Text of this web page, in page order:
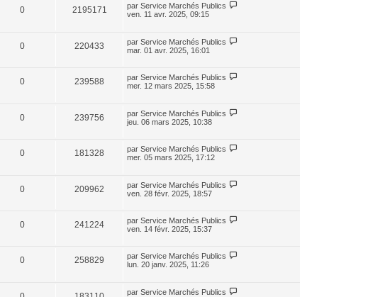
0 2195171 par Service Marchés Publics
ven. 11 avr. 2025, 09:15
0 220433 par Service Marchés Publics
mar. 01 avr. 2025, 16:01
0 239588 par Service Marchés Publics
mer. 12 mars 2025, 15:58
0 239756 par Service Marchés Publics
jeu. 06 mars 2025, 10:38
0 181328 par Service Marchés Publics
mer. 05 mars 2025, 17:12
0 209962 par Service Marchés Publics
ven. 28 févr. 2025, 18:57
0 241224 par Service Marchés Publics
ven. 14 févr. 2025, 15:37
0 258829 par Service Marchés Publics
lun. 20 janv. 2025, 11:26
par Service Marchés Publics